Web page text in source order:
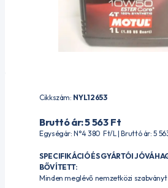
Cikkszám: NYL12653
Bruttó ár: 5 563 Ft
Egységár: N°4 380 Ft/L | Bruttó ár: 5
SPECIFIKÁCIÓ ÉS GYÁRTÓI
BŐVÍTETT:
Minden meglévő nemzetközi